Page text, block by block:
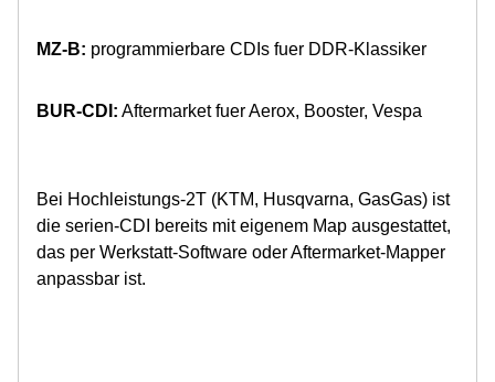
MZ-B: programmierbare CDIs fuer DDR-Klassiker
BUR-CDI: Aftermarket fuer Aerox, Booster, Vespa
Bei Hochleistungs-2T (KTM, Husqvarna, GasGas) ist
die serien-CDI bereits mit eigenem Map ausgestattet,
das per Werkstatt-Software oder Aftermarket-Mapper
anpassbar ist.